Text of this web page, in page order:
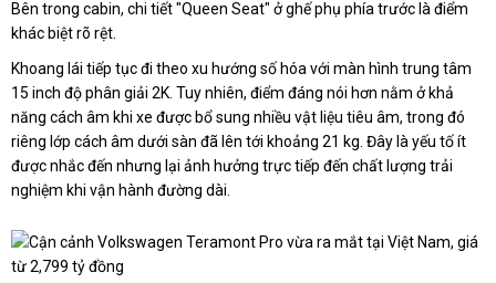
Bên trong cabin, chi tiết "Queen Seat" ở ghế phụ phía trước là điểm
khác biệt rõ rệt.
Khoang lái tiếp tục đi theo xu hướng số hóa với màn hình trung tâm
15 inch độ phân giải 2K. Tuy nhiên, điểm đáng nói hơn nằm ở khả
năng cách âm khi xe được bổ sung nhiều vật liệu tiêu âm, trong đó
riêng lớp cách âm dưới sàn đã lên tới khoảng 21 kg. Đây là yếu tố ít
được nhắc đến nhưng lại ảnh hưởng trực tiếp đến chất lượng trải
nghiệm khi vận hành đường dài.